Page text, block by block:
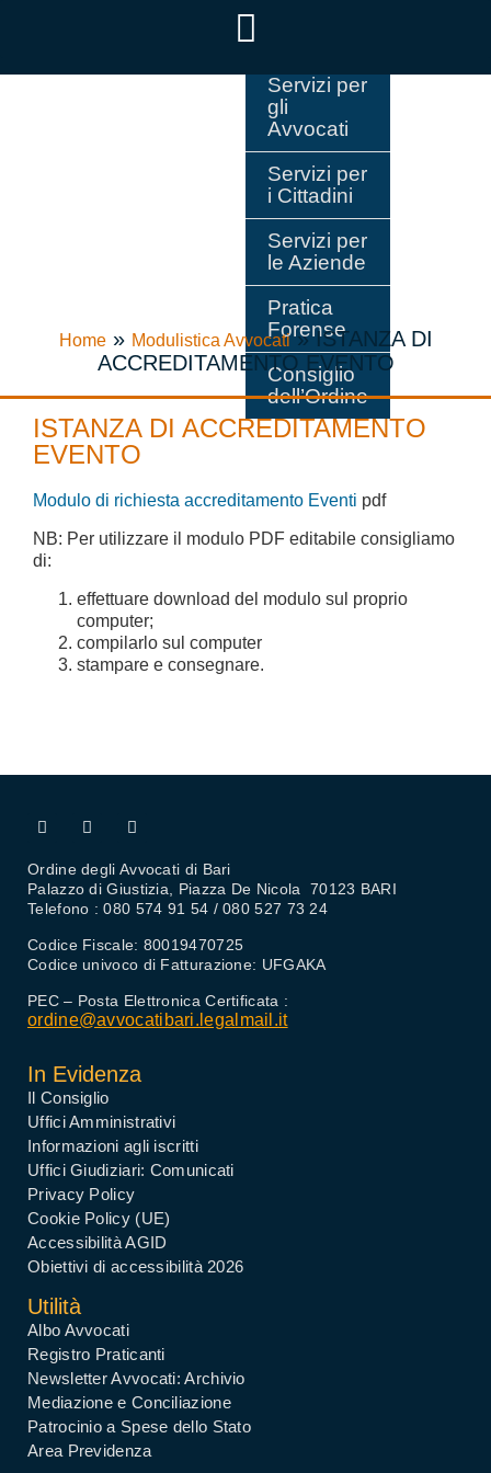
Servizi per
gli
Avvocati
Servizi per
i Cittadini
Servizi per
le Aziende
Pratica
Forense
Consiglio
dell’Ordine
Home» Modulistica Avvocati»ISTANZA DI
ACCREDITAMENTO EVENTO
ISTANZA DI ACCREDITAMENTO
EVENTO
Modulo di richiesta accreditamento Eventi pdf
NB: Per utilizzare il modulo PDF editabile consigliamo
di:
effettuare download del modulo sul proprio
computer;
compilarlo sul computer
stampare e consegnare.
Ordine degli Avvocati di Bari
Palazzo di Giustizia, Piazza De Nicola 70123 BARI
Telefono : 080 574 91 54 / 080 527 73 24
Codice Fiscale: 80019470725
Codice univoco di Fatturazione: UFGAKA
PEC – Posta Elettronica Certificata :
ordine@avvocatibari.legalmail.it
In Evidenza
Il Consiglio
Uffici Amministrativi
Informazioni agli iscritti
Uffici Giudiziari: Comunicati
Privacy Policy
Cookie Policy (UE)
Accessibilità AGID
Obiettivi di accessibilità 2026
Utilità
Albo Avvocati
Registro Praticanti
Newsletter Avvocati: Archivio
Mediazione e Conciliazione
Patrocinio a Spese dello Stato
Area Previdenza